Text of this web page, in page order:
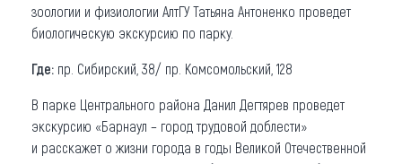
зоологии и физиологии АлтГУ Татьяна Антоненко проведет
биологическую экскурсию по парку.
Где: пр. Сибирский, 38/ пр. Комсомольский, 128
В парке Центрального района Данил Дегтярев проведет
экскурсию «Барнаул – город трудовой доблести»
и расскажет о жизни города в годы Великой Отечественной